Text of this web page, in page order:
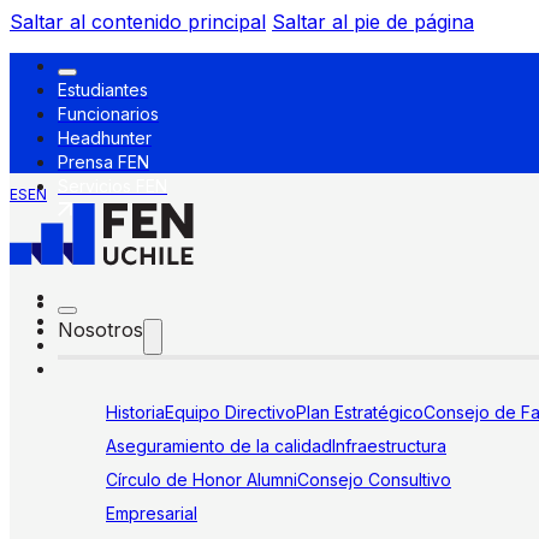
Saltar al contenido principal Saltar al pie de página
Estudiantes
Funcionarios
Headhunter
Prensa FEN
ESEN
Nosotros
HistoriaEquipo DirectivoPlan EstratégicoConsejo de
Aseguramiento de la calidadInfraestructura
Círculo de Honor AlumniConsejo Consultivo
Empresarial